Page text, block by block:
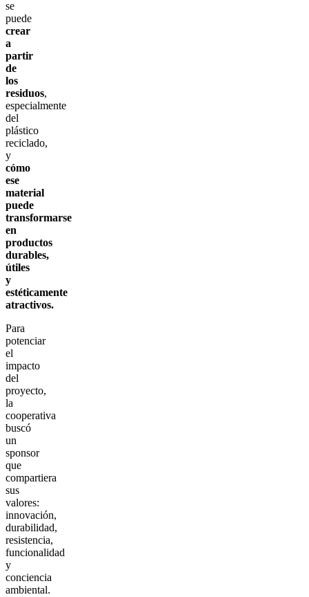
se
puede
crear
a
partir
de
los
residuos,
especialmente
del
plástico
reciclado,
y
cómo
ese
material
puede
transformarse
en
productos
durables,
útiles
y
estéticamente
atractivos.
Para
potenciar
el
impacto
del
proyecto,
la
cooperativa
buscó
un
sponsor
que
compartiera
sus
valores:
innovación,
durabilidad,
resistencia,
funcionalidad
y
conciencia
ambiental.